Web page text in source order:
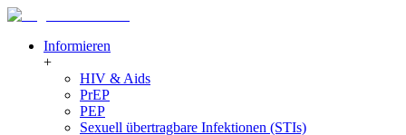
Informieren
+
HIV & Aids
PrEP
PEP
Sexuell übertragbare Infektionen (STIs)